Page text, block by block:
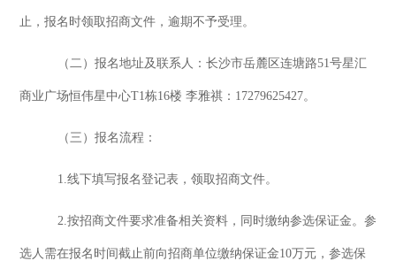
止 ，报名时领取招商文件，逾期不予受理 。
（ 二 ） 报名地址及联系人：长沙市岳麓区连塘路51号星汇
商业广场恒伟星中心T1栋16楼 李雅祺：17279625427。
（ 三 ） 报名流程 ：
1.线下填写报名登记表，领取招商文件。
2.按招商文件要求准备相关资料，同时缴纳参选保证金。参
选人需在报名时间截止前向招商单位缴纳保证金10万元，参选保